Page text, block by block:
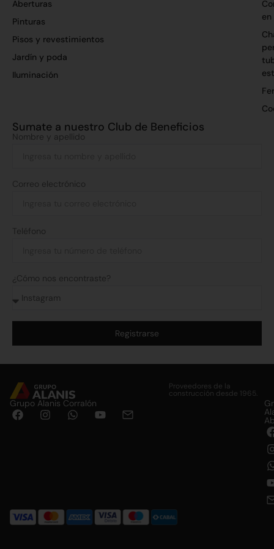
Aberturas
Pinturas
Pisos y revestimientos
Jardín y poda
Iluminación
en
Sumate a nuestro Club de Beneficios
Nombre y apellido
Correo electrónico
Teléfono
¿Cómo nos encontraste?
Registrarse
Proveedores de la
construcción desde 1965.
Grupo Alanis Corralón